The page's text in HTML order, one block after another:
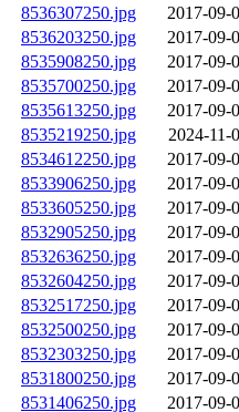
8536307250.jpg
2017-09-
8536203250.jpg
2017-09-
8535908250.jpg
2017-09-
8535700250.jpg
2017-09-
8535613250.jpg
2017-09-
8535219250.jpg
2024-11-
8534612250.jpg
2017-09-
8533906250.jpg
2017-09-
8533605250.jpg
2017-09-
8532905250.jpg
2017-09-
8532636250.jpg
2017-09-
8532604250.jpg
2017-09-
8532517250.jpg
2017-09-
8532500250.jpg
2017-09-
8532303250.jpg
2017-09-
8531800250.jpg
2017-09-
8531406250.jpg
2017-09-